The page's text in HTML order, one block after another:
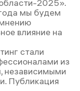
2025».
мы будем
мнению
влияние на
стали
из
независимыми
Публикация